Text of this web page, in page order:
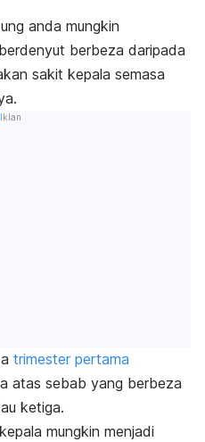
anda mungkin
berbeza daripada
sakit kepala semasa
Iklan
trimester pertama
atas sebab yang berbeza
ketiga.
mungkin menjadi